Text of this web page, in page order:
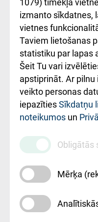
Kā pie mums
Rēķinu apmaksas
ceļvedis
Rekvizīti un
ārstniecības
iestādes kods
010000234
Maksas
pakalpojumu
cenrādis
1079) tīmekļa
izmanto sīkdatnes,
vietnes
Taviem lietošanas
statistiku par lapas
Šeit Tu vari
apstiprināt. Ar
veikto personas
iepazītiesSīkdatņu
noteikumos un
Obligātās
Mērķa